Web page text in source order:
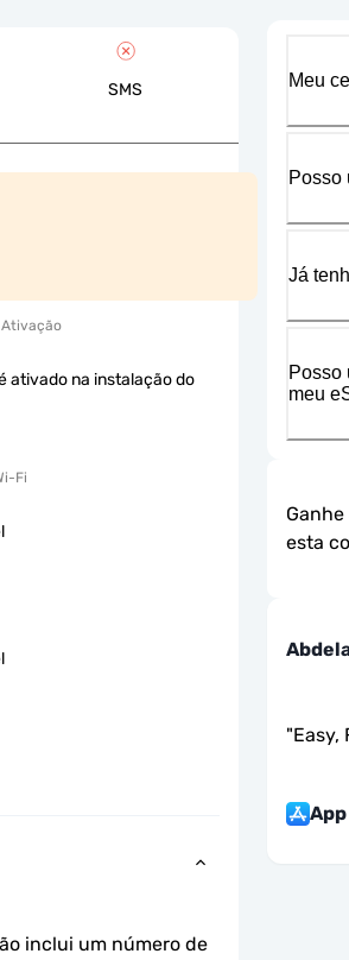
SMS
ativado na instalação do
Fi
inclui um número de
Meu
Posso
Já
Posso
meu
Ganhe
esta
"Easy,